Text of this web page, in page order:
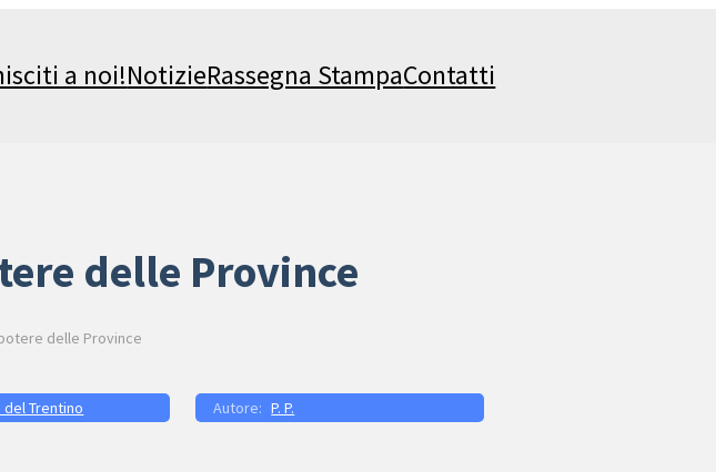
a noi!NotizieRassegna StampaContatti
delle Province
delle Province
Trentino
P. P.